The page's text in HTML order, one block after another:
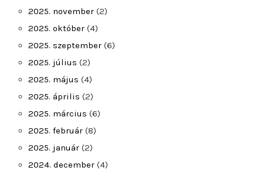
2025. november (2)
2025. október (4)
2025. szeptember (6)
2025. július (2)
2025. május (4)
2025. április (2)
2025. március (6)
2025. február (8)
2025. január (2)
2024. december (4)